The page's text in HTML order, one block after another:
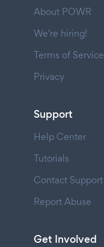
About POWR
We're hiring!
Terms of Service
Privacy
Support
Help Center
Tutorials
Contact Support
Report Abuse
Get Involved